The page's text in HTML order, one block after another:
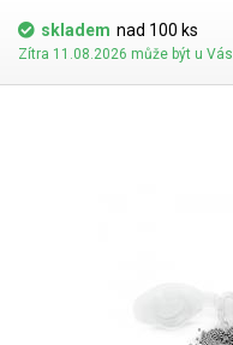
skladem nad 100 ks
Zítra 11.08.2026 může být u Vás